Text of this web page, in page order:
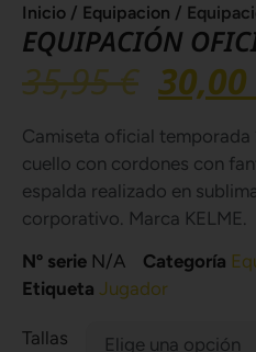
Inicio / Equipacion /
EQUIPACIÓN
35,95€ 30,00
Camiseta oficial
cuello con cordones con
espalda realizado en
corporativo. Marca KELME.
Nº serie N/A Categoría
Etiqueta Jugador
Tallas